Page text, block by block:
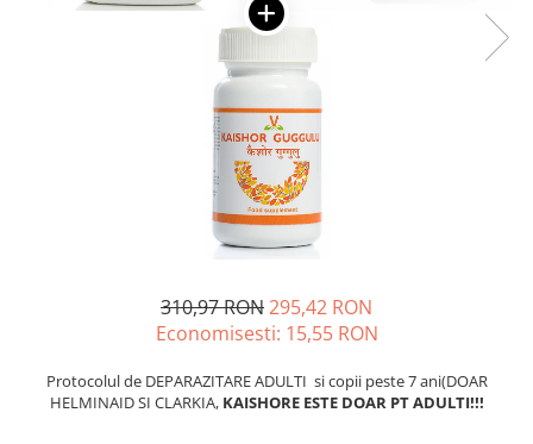
Îngrijirea Tenului
Creme pentru ochi
Îngrijirea Corpului
Ginseng
310,97 RON295,42 RON
Economisesti: 15,55 RON
Protocolul de DEPARAZITARE ADULTI si copii peste 7 ani(DOAR
HELMINAID SI CLARKIA, KAISHORE ESTE DOAR PT ADULTI!!!